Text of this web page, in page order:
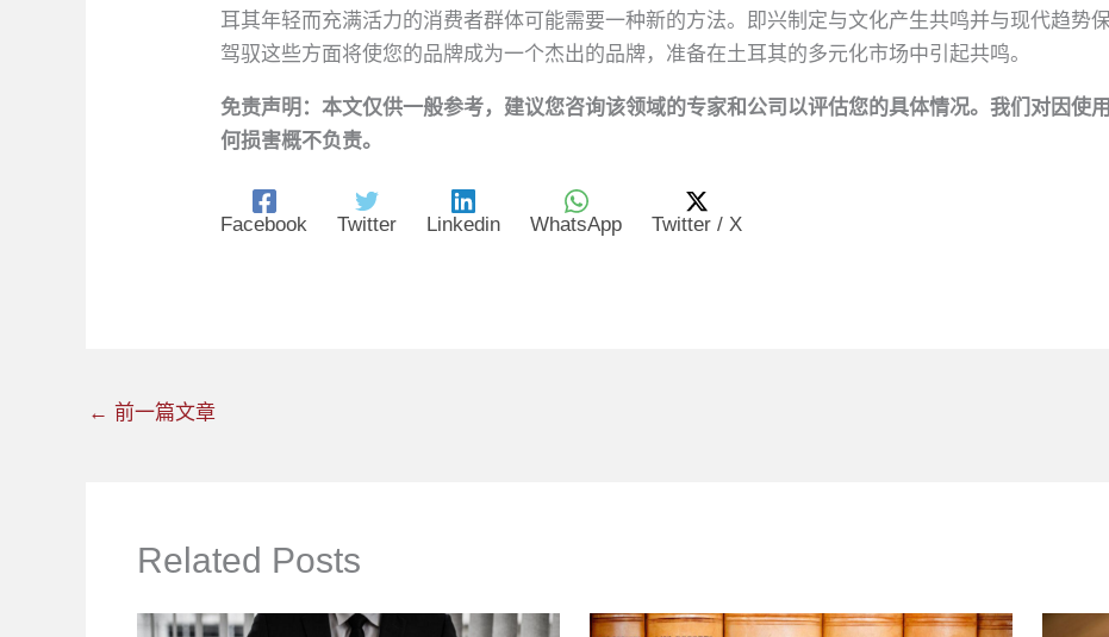
耳其年轻而充满活力的消费者群体可能需要一种新的方法。即兴制定与文化产生共鸣并与现代趋势
驾驭这些方面将使您的品牌成为一个杰出的品牌，准备在土耳其的多元化市场中引起共鸣。
免责声明：本文仅供一般参考，建议您咨询该领域的专家和公司以评估您的具体情况。我们对因使
何损害概不负责。
Facebook Twitter Linkedin WhatsApp Twitter / X
← 前一篇文章
Related Posts